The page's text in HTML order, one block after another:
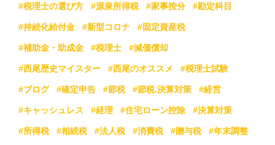
#税理士の選び方 #源泉所得税 #家事按分 #勘定科目
#持続化給付金 #新型コロナ #固定資産税
#補助金・助成金 #税理士 #減価償却
#西尾歴史マイスター #西尾のオススメ #税理士試験
#ブログ #確定申告 #節税 #節税.決算対策 #経営
#キャッシュレス #経理 #住宅ローン控除 #決算対策
#所得税 #相続税 #法人税 #消費税 #贈与税 #年末調整